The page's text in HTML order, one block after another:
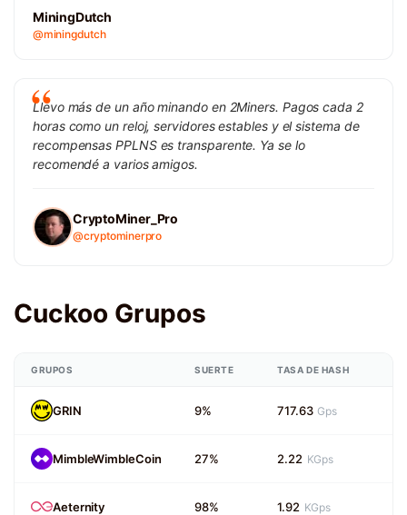
MiningDutch
@miningdutch
Llevo más de un año minando en 2Miners. Pagos cada 2
horas como un reloj, servidores estables y el sistema de
recompensas PPLNS es transparente. Ya se lo
recomendé a varios amigos.
CryptoMiner_Pro
@cryptominerpro
Cuckoo Grupos
GRUPOS SUERTE TASA DE HASH
GRIN 9% 717.63 Gps
MimbleWimbleCoin 27% 2.22 KGps
Aeternity 98% 1.92 KGps